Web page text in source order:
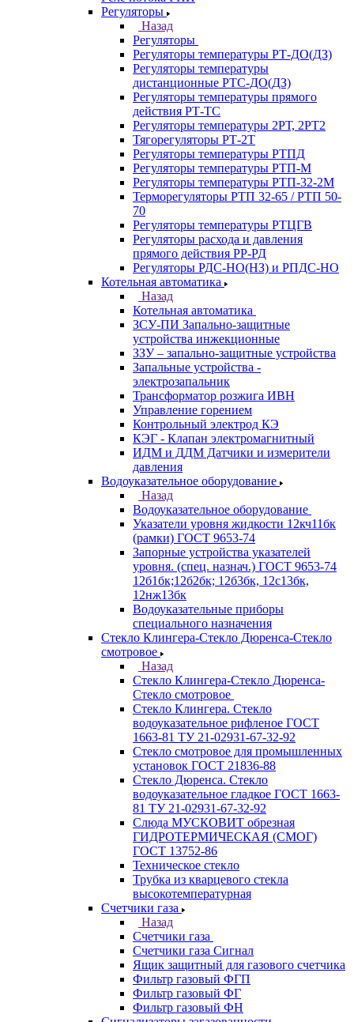
Регуляторы
Назад
Регуляторы
Регуляторы температуры РТ-ДО(ДЗ)
Регуляторы температуры
дистанционные РТС-ДО(ДЗ)
Регуляторы температуры прямого
действия РТ-ТС
Регуляторы температуры 2РТ, 2РT2
Тягорегуляторы РТ-2Т
Регуляторы температуры РТПД
Регуляторы температуры РТП-M
Регуляторы температуры РТП-32-2М
Терморегуляторы РТП 32-65 / РТП 50-
70
Регуляторы температуры РТЦГВ
Регуляторы расхода и давления
прямого действия РР-РД
Регуляторы РДС-НО(НЗ) и РПДС-НО
Котельная автоматика
Назад
Котельная автоматика
ЗСУ-ПИ Запально-защитные
устройства инжекционные
ЗЗУ – запально-защитные устройства
Запальные устройства -
электрозапальник
Трансформатор розжига ИВН
Управление горением
Контрольный электрод КЭ
КЭГ - Клапан электромагнитный
ИДМ и ДДМ Датчики и измерители
давления
Водоуказательное оборудование
Назад
Водоуказательное оборудование
Указатели уровня жидкости 12кч11бк
(рамки) ГОСТ 9653-74
Запорные устройства указателей
уровня. (спец. назнач.) ГОСТ 9653-74
12б1бк;12б2бк; 12б3бк, 12с13бк,
12нж13бк
Водоуказательные приборы
специального назначения
Стекло Клингера-Стекло Дюренса-Стекло
смотровое
Назад
Стекло Клингера-Стекло Дюренса-
Стекло смотровое
Стекло Клингера. Стекло
водоуказательное рифленое ГОСТ
1663-81 ТУ 21-02931-67-32-92
Стекло смотровое для промышленных
установок ГОСТ 21836-88
Стекло Дюренса. Стекло
водоуказательное гладкое ГОСТ 1663-
81 ТУ 21-02931-67-32-92
Слюда МУСКОВИТ обрезная
ГИДРОТЕРМИЧЕСКАЯ (СМОГ)
ГОСТ 13752-86
Техническое стекло
Трубка из кварцевого стекла
высокотемпературная
Счетчики газа
Назад
Счетчики газа
Счетчики газа Сигнал
Ящик защитный для газового счетчика
Фильтр газовый ФГП
Фильтр газовый ФГ
Фильтр газовый ФН